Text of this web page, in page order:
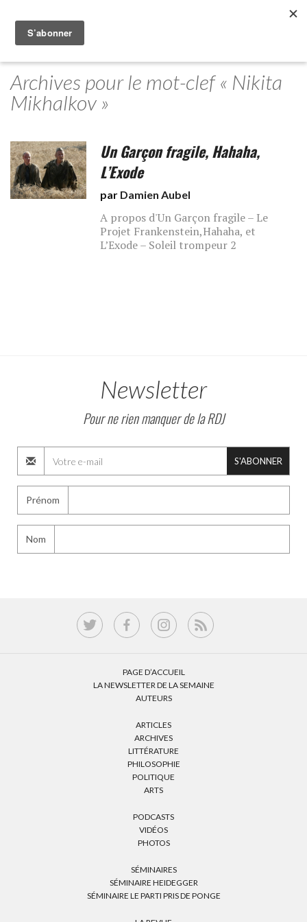
Archives pour le mot-clef « Nikita
Mikhalkov »
Un Garçon fragile, Hahaha,
L’Exode
par Damien Aubel
A propos d'Un Garçon fragile – Le
Projet Frankenstein,Hahaha, et
L’Exode – Soleil trompeur 2
Newsletter
Pour ne rien manquer de la RDJ
S'ABONNER
Prénom
Nom
PAGE D’ACCUEIL
LA NEWSLETTER DE LA SEMAINE
AUTEURS
ARTICLES
ARCHIVES
LITTÉRATURE
PHILOSOPHIE
POLITIQUE
ARTS
PODCASTS
VIDÉOS
PHOTOS
SÉMINAIRES
SÉMINAIRE HEIDEGGER
SÉMINAIRE LE PARTI PRIS DE PONGE